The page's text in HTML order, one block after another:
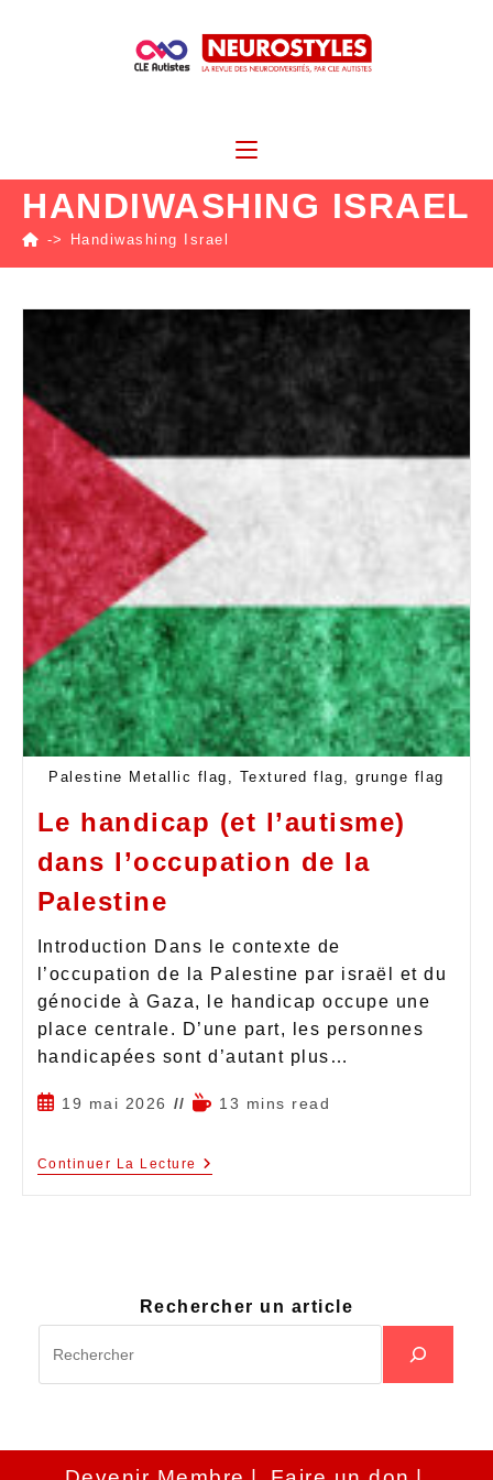
HANDIWASHING ISRAEL
-> Handiwashing Israel
Palestine Metallic flag, Textured flag, grunge flag
Le handicap (et l’autisme)
dans l’occupation de la
Palestine
Introduction Dans le contexte de
l’occupation de la Palestine par israël et du
génocide à Gaza, le handicap occupe une
place centrale. D’une part, les personnes
handicapées sont d’autant plus…
19 mai 2026 13 mins read
Continuer La Lecture
Rechercher un article